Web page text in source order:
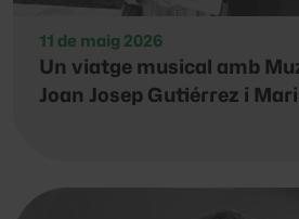
11 de maig 2026
Un viatge musical amb
Joan Josep Gutiérrez i